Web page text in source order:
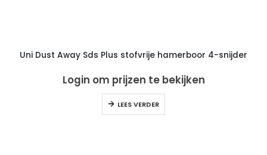
Uni Dust Away Sds Plus stofvrije hamerboor 4-snijder
Login om prijzen te bekijken
LEES VERDER